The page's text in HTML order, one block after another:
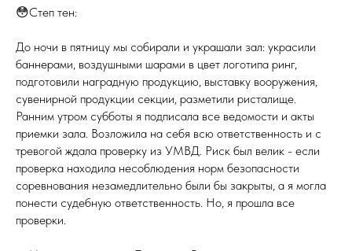
😳Степ тен:
До ночи в пятницу мы собирали и украшали зал: украсили
баннерами, воздушными шарами в цвет логотипа ринг,
подготовили наградную продукцию, выставку вооружения,
сувенирной продукции секции, разметили ристалище.
Ранним утром субботы я подписала все ведомости и акты
приемки зала. Возложила на себя всю ответственность и с
тревогой ждала проверку из УМВД. Риск был велик - если
проверка находила несоблюдения норм безопасности
соревнования незамедлительно были бы закрыты, а я могла
понести судебную ответственность. Но, я прошла все
проверки.